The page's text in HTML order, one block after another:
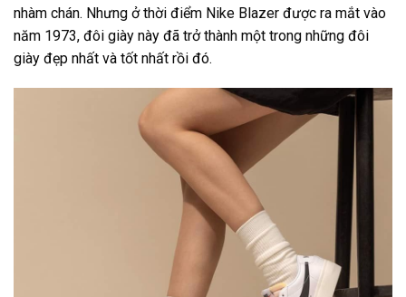
nhàm chán. Nhưng ở thời điểm Nike Blazer được ra mắt vào
năm 1973, đôi giày này đã trở thành một trong những đôi
giày đẹp nhất và tốt nhất rồi đó.